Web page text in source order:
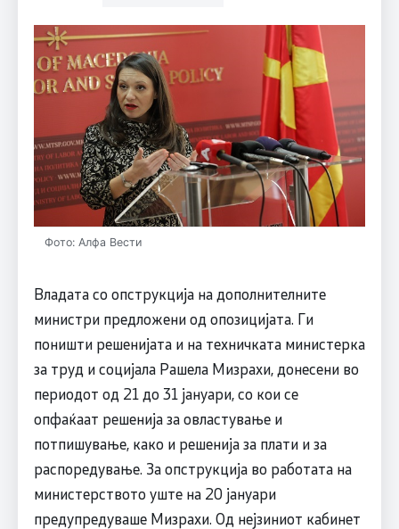
Фото: Алфа Вести
Владата со опструкција на дополнителните
министри предложени од опозицијата. Ги
поништи решенијата и на техничката министерка
за труд и социјала Рашела Мизрахи, донесени во
периодот од 21 до 31 јануари, со кои се
опфаќаат решенија за овластување и
потпишување, како и решенија за плати и за
распоредување. За опструкција во работата на
министерството уште на 20 јануари
предупредуваше Мизрахи. Од нејзиниот кабинет